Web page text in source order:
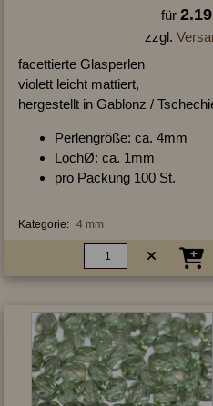
für
zzgl.
facettierte Glasperlen
violett leicht mattiert,
hergestellt in Gablonz /
Perlengröße: ca. 4mm
LochØ: ca. 1mm
pro Packung 100 St.
Kategorie: 4 mm